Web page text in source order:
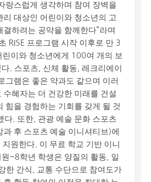
랑스럽게 생각하며 참여 장벽을
리 대상인 어린이와 청소년의 고
결하려는 공약을 함께한다”라며
RISE 프로그램 시작 이후로 만 3
이와 청소년에게 100여 개의 보
. 스포츠, 신체 활동, 레크리에이
그램은 좋은 약과도 같으며 이러
수혜자는 더 건강한 미래를 건설
힘을 경험하는 기회를 갖게 될 것
다. 또한, 관광 예술 문화 스포츠
과 후 스포츠 예술 이니셔티브)에
원한다. 이 무료 학교 기반 이니
~8학년 학생은 양질의 활동, 일
한 간식, 교통 수단으로 참여도가